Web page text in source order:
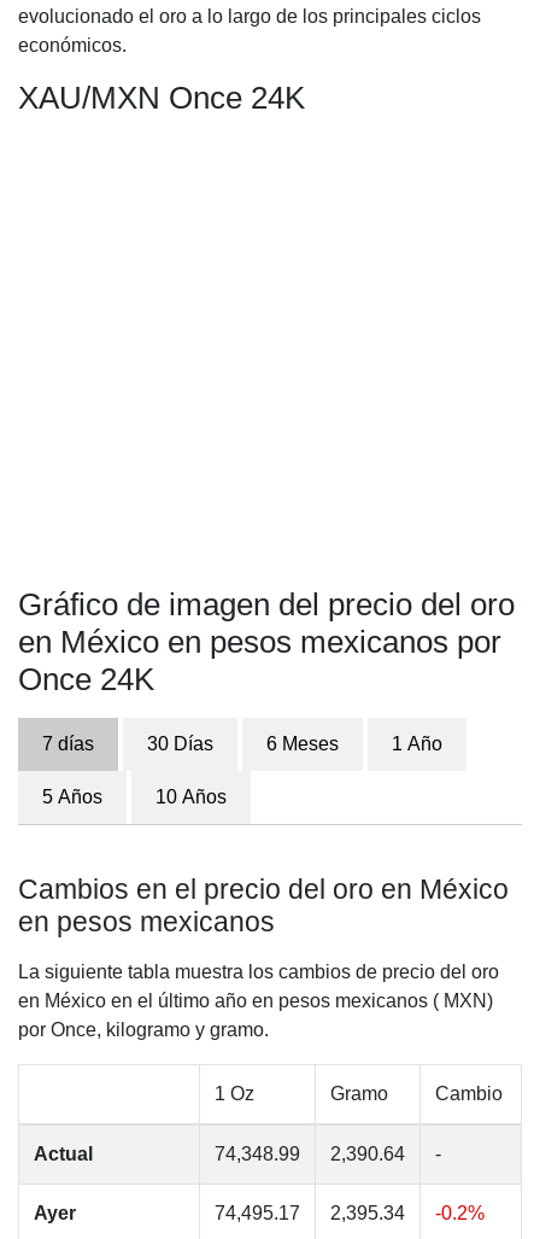
evolucionado el oro a lo largo de los principales ciclos
económicos.
XAU/MXN Once 24K
Gráfico de imagen del precio del oro
en México en pesos mexicanos por
Once 24K
7 días 30 Días 6 Meses 1 Año
5 Años 10 Años
Cambios en el precio del oro en México
en pesos mexicanos
La siguiente tabla muestra los cambios de precio del oro
en México en el último año en pesos mexicanos ( MXN)
por Once, kilogramo y gramo.
1 Oz Gramo Cambio
Actual 74,348.99 2,390.64 -
Ayer 74,495.17 2,395.34 -0.2%